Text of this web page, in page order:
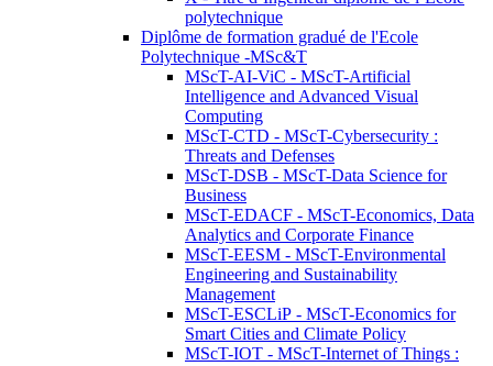
polytechnique
Diplôme de formation gradué de l'Ecole
Polytechnique -MSc&T
MScT-AI-ViC - MScT-Artificial
Intelligence and Advanced Visual
Computing
MScT-CTD - MScT-Cybersecurity :
Threats and Defenses
MScT-DSB - MScT-Data Science for
Business
MScT-EDACF - MScT-Economics, Data
Analytics and Corporate Finance
MScT-EESM - MScT-Environmental
Engineering and Sustainability
Management
MScT-ESCLiP - MScT-Economics for
Smart Cities and Climate Policy
MScT-IOT - MScT-Internet of Things :